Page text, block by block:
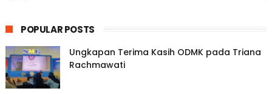
POPULAR POSTS
Ungkapan Terima Kasih ODMK pada Triana
Rachmawati